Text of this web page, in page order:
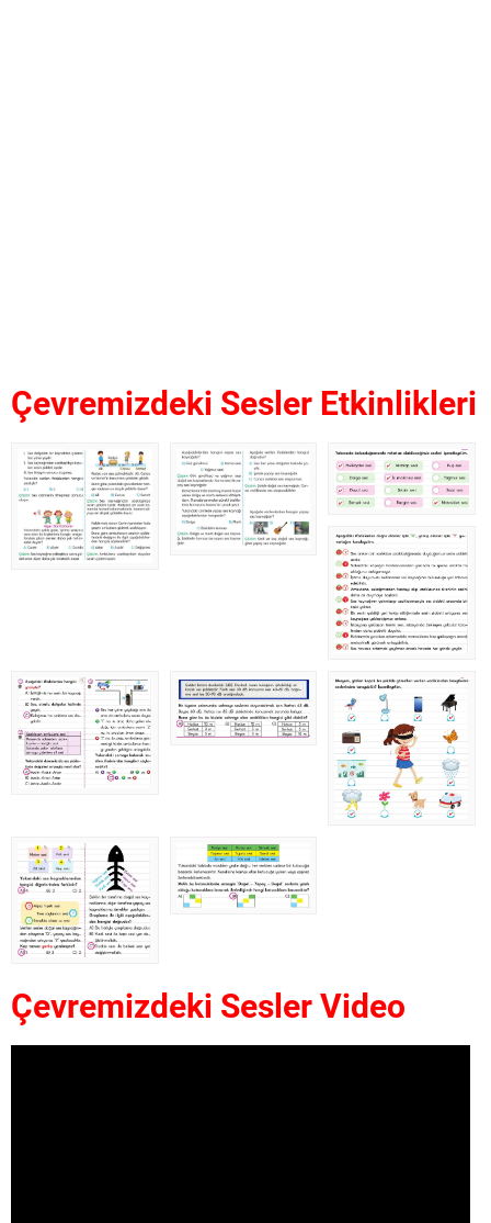
Çevremizdeki Sesler Etkinlikleri
Çevremizdeki Sesler Video